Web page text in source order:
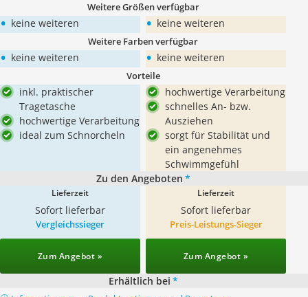
Weitere Größen verfügbar
• keine weiteren • keine weiteren
Weitere Farben verfügbar
• keine weiteren • keine weiteren
Vorteile
inkl. praktischer
Tragetasche
hochwertige Verarbeitung
ideal zum Schnorcheln
hochwertige Verarbeitung
schnelles An- bzw.
Ausziehen
sorgt für Stabilität und
ein angenehmes
Schwimmgefühl
Zu den Angeboten *
Lieferzeit
Sofort lieferbar
Lieferzeit
Sofort lieferbar
Vergleichssieger
Zum Angebot »
Preis-Leistungs-Sieger
Zum Angebot »
Erhältlich bei *